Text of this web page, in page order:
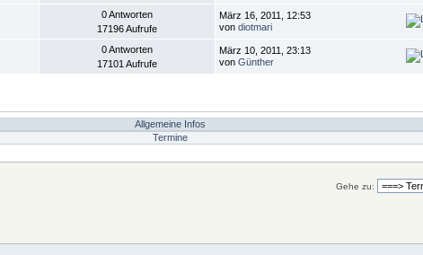
0 Antworten
17196 Aufrufe
März 16, 2011, 12:53
von diotmari
0 Antworten
17101 Aufrufe
März 10, 2011, 23:13
von Günther
Allgemeine Infos
Termine
Gehe zu: